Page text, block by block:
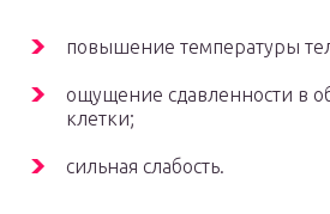
повышение температуры
ощущение сдавленности в
клетки;
сильная слабость.